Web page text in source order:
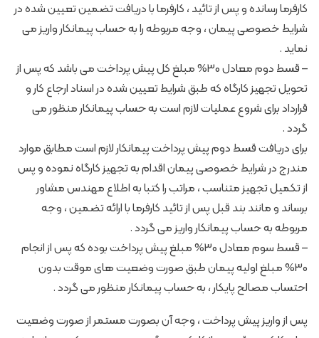
کارفرما رسانده و پس از تائید ، کارفرما با دریافت تضمین تعیین شده در
شرایط خصوصی پیمان ، وجه مربوطه را به حساب پیمانکار واریز می
نماید .
– قسط دوم معادل 30% مبلغ کل پیش پرداخت می باشد که پس از
تحویل تجهیز کارگاه که طبق شرایط تعیین ‏شده در اسناد ‏ارجاع کار و
قرارداد برای شروع عملیات لازم است به حساب پیمانکار منظور می
گردد .
برای دریافت قسط دوم پیش پرداخت پیمانکار لازم است مطابق موارد
مندرج در شرایط خصوصی پیمان اقدام به تجهیز کارگاه نموده و پس
از تکمیل تجهیز متناسب ، مراتب را کتبا به اطلاع مهندس مشاور
برساند و مانند بند قبل پس از تائید کارفرما با ارائه تضمین ، وجه
مربوطه به حساب پیمانکار واریز می گردد .
– قسط سوم معادل 30% ‏مبلغ پیش پرداخت بوده که ‏پس از انجام
30% مبلغ اولیه پیمان طبق صورت وضعیت های موقت ‏بدون
احتساب مصالح پایکار‎‏ ، به حساب پیمانکار منظور می گردد .‏
پس از واریز پیش پرداخت ، وجه آن بصورت مستمر از صورت وضعیت